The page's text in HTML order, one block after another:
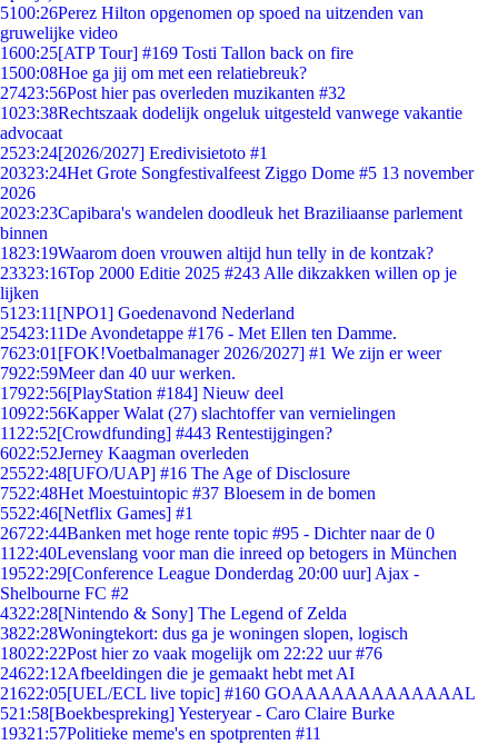
5100:26Perez Hilton opgenomen op spoed na uitzenden van
gruwelijke video
1600:25[ATP Tour] #169 Tosti Tallon back on fire
1500:08Hoe ga jij om met een relatiebreuk?
27423:56Post hier pas overleden muzikanten #32
1023:38Rechtszaak dodelijk ongeluk uitgesteld vanwege vakantie
advocaat
2523:24[2026/2027] Eredivisietoto #1
20323:24Het Grote Songfestivalfeest Ziggo Dome #5 13 november
2026
2023:23Capibara's wandelen doodleuk het Braziliaanse parlement
binnen
1823:19Waarom doen vrouwen altijd hun telly in de kontzak?
23323:16Top 2000 Editie 2025 #243 Alle dikzakken willen op je
lijken
51 23:11 [NPO1] Goedenavond Nederland
25423:11De Avondetappe #176 - Met Ellen ten Damme.
7623:01 [FOK!Voetbalmanager 2026/2027] #1 We zijn er weer
7922:59Meer dan 40 uur werken.
17922:56[PlayStation #184] Nieuw deel
10922:56Kapper Walat (27) slachtoffer van vernielingen
11 22:52[Crowdfunding] #443 Rentestijgingen?
6022:52Jerney Kaagman overleden
25522:48[UFO/UAP] #16 The Age of Disclosure
7522:48Het Moestuintopic #37 Bloesem in de bomen
5522:46[Netflix Games] #1
26722:44Banken met hoge rente topic #95 - Dichter naar de 0
11 22:40Levenslang voor man die inreed op betogers in München
19522:29[Conference League Donderdag 20:00 uur] Ajax -
Shelbourne FC #2
4322:28[Nintendo & Sony] The Legend of Zelda
3822:28Woningtekort: dus ga je woningen slopen, logisch
18022:22Post hier zo vaak mogelijk om 22:22 uur #76
24622:12Afbeeldingen die je gemaakt hebt met AI
21622:05[UEL/ECL live topic] #160 GOAAAAAAAAAAAAAL
521:58[Boekbespreking] Yesteryear - Caro Claire Burke
19321:57Politieke meme's en spotprenten #11